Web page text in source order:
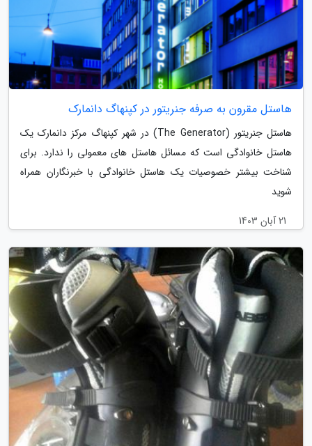
هاستل مقرون به صرفه جنریتور در کپنهاگ دانمارک
هاستل جنریتور (The Generator) در شهر کپنهاگ مرکز دانمارک یک
هاستل خانوادگی است که مسائل هاستل های معمولی را ندارد. برای
شناخت بیشتر خصوصیات یک هاستل خانوادگی با خبرنگاران همراه
شوید
21 آبان 1403